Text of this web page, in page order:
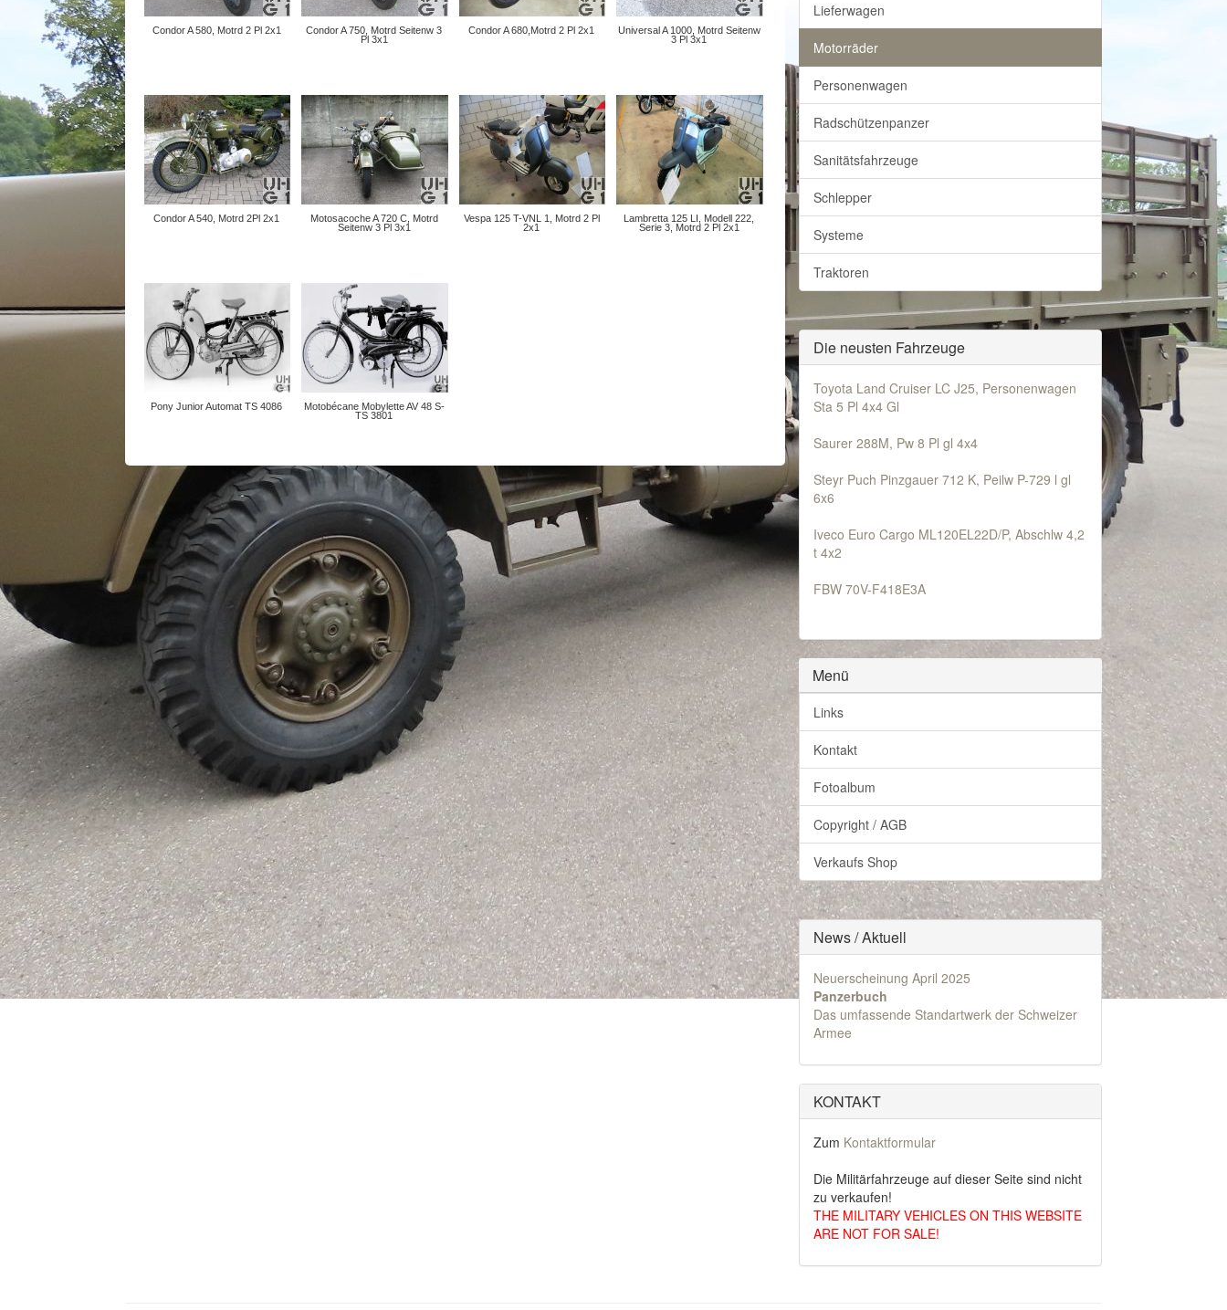
Condor A 580, Motrd 2 Pl 2x1
Condor A 750, Motrd Seitenw 3
Pl 3x1
Condor A 680,Motrd 2 Pl 2x1
Universal A 1000, Motrd Seitenw
3 Pl 3x1
Condor A 540, Motrd 2Pl 2x1
Motosacoche A 720 C, Motrd
Seitenw 3 Pl 3x1
Vespa 125 T-VNL 1, Motrd 2 Pl
2x1
Lambretta 125 LI, Modell 222,
Serie 3, Motrd 2 Pl 2x1
Pony Junior Automat TS 4086
Motobécane Mobylette AV 48 S-
TS 3801
Lieferwagen
Motorräder
Personenwagen
Radschützenpanzer
Sanitätsfahrzeuge
Schlepper
Systeme
Traktoren
Die neusten Fahrzeuge
Toyota Land Cruiser LC J25, Personenwagen
Sta 5 Pl 4x4 Gl
Saurer 288M, Pw 8 Pl gl 4x4
Steyr Puch Pinzgauer 712 K, Peilw P-729 l gl
6x6
Iveco Euro Cargo ML120EL22D/P, Abschlw 4,2
t 4x2
FBW 70V-F418E3A
Menü
Links
Kontakt
Fotoalbum
Copyright / AGB
Verkaufs Shop
News / Aktuell
Neuerscheinung April 2025
Panzerbuch
Das umfassende Standartwerk der Schweizer
Armee
KONTAKT
Zum Kontaktformular
Die Militärfahrzeuge auf dieser Seite sind nicht
zu verkaufen!
THE MILITARY VEHICLES ON THIS WEBSITE
ARE NOT FOR SALE!